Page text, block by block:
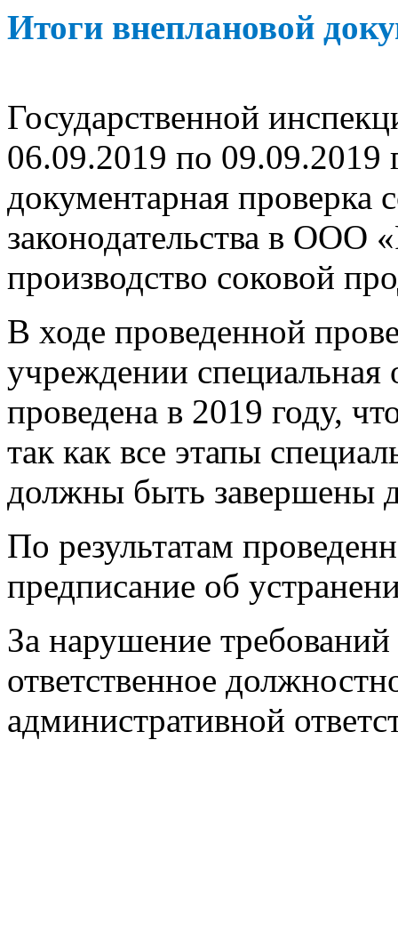
Итоги внеплановой
Государственной
06.09.2019 по 09.09.2019
документарная проверка
законодательства в ООО
производство соковой
В ходе проведенной
учреждении специальная
проведена в 2019 году,
так как все этапы
должны быть завершены
По результатам
предписание об
За нарушение требований
ответственное
административной